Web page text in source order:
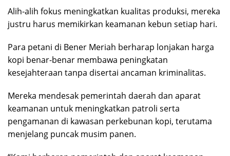
Alih-alih fokus meningkatkan kualitas produksi, mereka
justru harus memikirkan keamanan kebun setiap hari.
Para petani di Bener Meriah berharap lonjakan harga
kopi benar-benar membawa peningkatan
kesejahteraan tanpa disertai ancaman kriminalitas.
Mereka mendesak pemerintah daerah dan aparat
keamanan untuk meningkatkan patroli serta
pengamanan di kawasan perkebunan kopi, terutama
menjelang puncak musim panen.